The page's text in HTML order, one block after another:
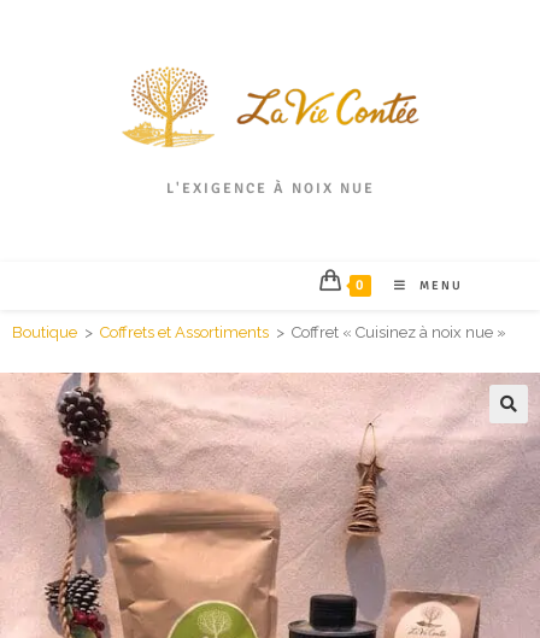
L'EXIGENCE À NOIX NUE
0 MENU
Boutique > Coffrets et Assortiments > Coffret « Cuisinez à noix nue »
🔍